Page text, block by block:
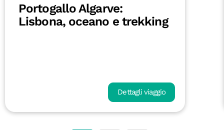
Portogallo Algarve:
Lisbona, oceano e trekking
Dettagli viaggio